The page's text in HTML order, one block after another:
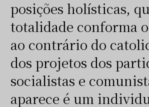
posições holísticas,
totalidade conforma
ao contrário do
dos projetos dos
socialistas e
aparece é um